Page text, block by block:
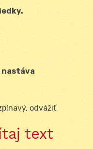
nastáva
odvážiť
text